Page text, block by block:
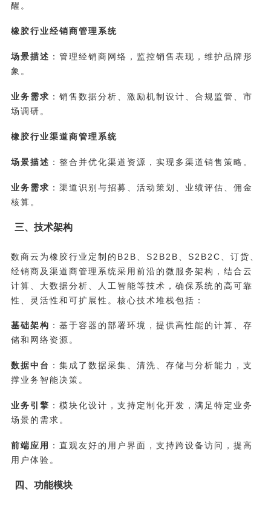
醒。
橡胶行业经销商管理系统
场景描述 ：管理经销商网络，监控销售表现，维护品牌形
象。
业务需求 ：销售数据分析、激励机制设计、合规监管、市
场调研。
橡胶行业渠道商管理系统
场景描述 ：整合并优化渠道资源，实现多渠道销售策略。
业务需求 ：渠道识别与招募、活动策划、业绩评估、佣金
核算。
三、技术架构
数商云为橡胶行业定制的B2B、S2B2B、S2B2C、订货、
经销商及渠道商管理系统采用前沿的微服务架构，结合云
计算、大数据分析、人工智能等技术，确保系统的高可靠
性、灵活性和可扩展性。核心技术堆栈包括：
基础架构 ：基于容器的部署环境，提供高性能的计算、存
储和网络资源。
数据中台 ：集成了数据采集、清洗、存储与分析能力，支
撑业务智能决策。
业务引擎 ：模块化设计，支持定制化开发，满足特定业务
场景的需求。
前端应用
：直观友好的用户界面，支持跨设备访问，提高
用户体验。
四、功能模块